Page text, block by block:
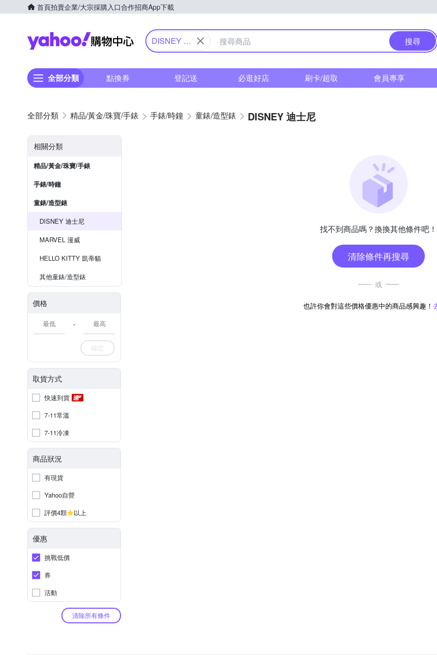
首頁拍賣企業/大宗採購入口合作招商App下載
Yahoo購物中心
DISNEY 迪
搜尋
全部分類 點換券 登記送 必逛好店 刷卡/超取 會員專享
精品/黃金/珠寶/手錶 手錶/時鐘 童錶/造型錶 DISNEY 迪士尼
相關分類
精品/黃金/珠寶/手錶
手錶/時鐘
童錶/造型錶
DISNEY 迪士尼
MARVEL 漫威
HELLO KITTY 凱蒂貓
其他童錶/造型錶
價格
-
確定
取貨方式
快速到貨
7-11常溫
7-11冷凍
商品狀況
有現貨
Yahoo自營
評價4顆
以上
優惠
挑戰低價
券
活動
清除所有條件
找不到商品嗎？換換其他條件吧！
清除條件再搜尋
或
也許你會對這些價格優惠中的商品感興趣！